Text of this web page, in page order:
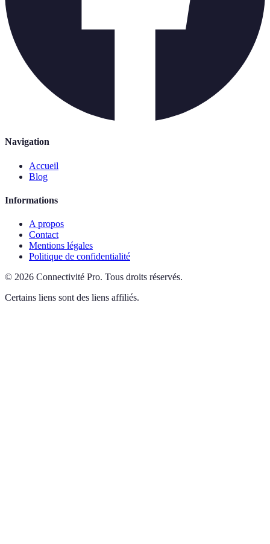
Navigation
Accueil
Blog
Informations
A propos
Contact
Mentions légales
Politique de confidentialité
© 2026 Connectivité Pro. Tous droits réservés.
Certains liens sont des liens affiliés.